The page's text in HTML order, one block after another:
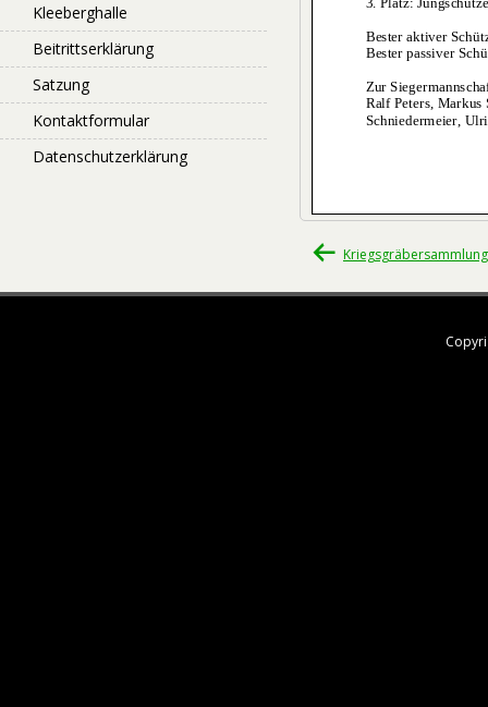
Kleeberghalle
Beitrittserklärung
Satzung
Kontaktformular
Datenschutzerklärung